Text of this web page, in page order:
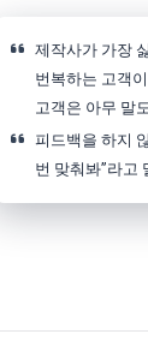
제작사가 가장
번복하는 고객
고객은 아무 말
피드백을 하지
번 맞춰봐”라고